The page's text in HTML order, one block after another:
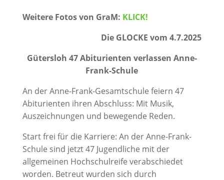
Weitere Fotos von GraM: KLICK!
Die GLOCKE vom 4.7.2025
Gütersloh 47 Abiturienten verlassen Anne-
Frank-Schule
An der Anne-Frank-Gesamtschule feiern 47
Abiturienten ihren Abschluss: Mit Musik,
Auszeichnungen und bewegende Reden.
Start frei für die Karriere: An der Anne-Frank-
Schule sind jetzt 47 Jugendliche mit der
allgemeinen Hochschulreife verabschiedet
worden. Betreut wurden sich durch